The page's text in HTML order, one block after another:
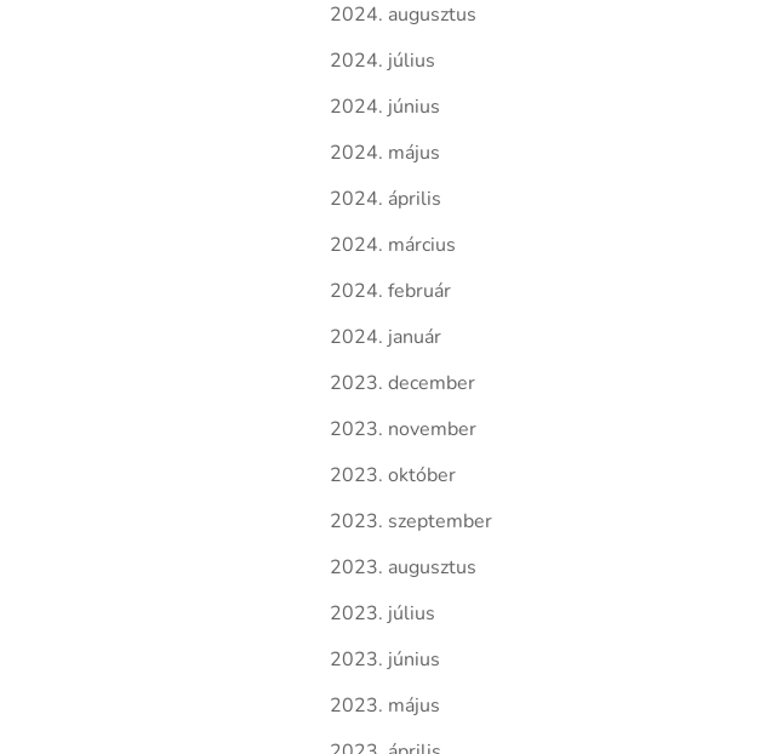
2024. augusztus
2024. július
2024. június
2024. május
2024. április
2024. március
2024. február
2024. január
2023. december
2023. november
2023. október
2023. szeptember
2023. augusztus
2023. július
2023. június
2023. május